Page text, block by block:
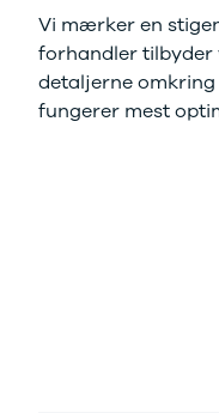
Clever
ladeløsning
Ladekabler
til elbilen
Ladeløsning
iX3
i3
i3s
4-
420d
Vi mærker en
forhandler tilbyder
detaljerne
fungerer mest